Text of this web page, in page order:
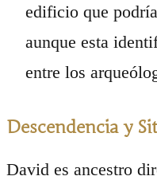
edificio que
aunque esta
entre los
Descendencia y
David es ancestro